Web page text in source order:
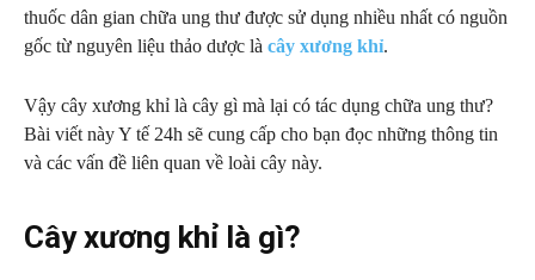
thuốc dân gian chữa ung thư được sử dụng nhiều nhất có nguồn
gốc từ nguyên liệu thảo dược là cây xương khỉ.
Vậy cây xương khỉ là cây gì mà lại có tác dụng chữa ung thư?
Bài viết này Y tế 24h sẽ cung cấp cho bạn đọc những thông tin
và các vấn đề liên quan về loài cây này.
Cây xương khỉ là gì?